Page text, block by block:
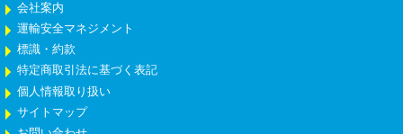
会社案内
運輸安全マネジメント
標識・約款
特定商取引法に基づく表記
個人情報取り扱い
サイトマップ